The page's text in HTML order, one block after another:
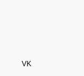
VK